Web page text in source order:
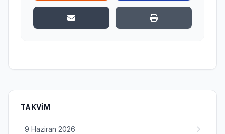
TAKVIM
9 Haziran 2026